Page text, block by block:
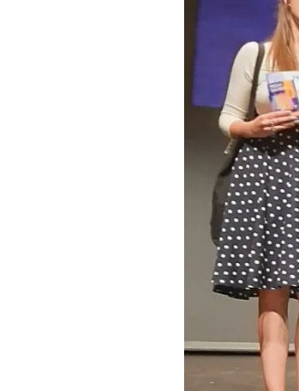
La Cívica –
Sant Joan
03/05/2023 04:00